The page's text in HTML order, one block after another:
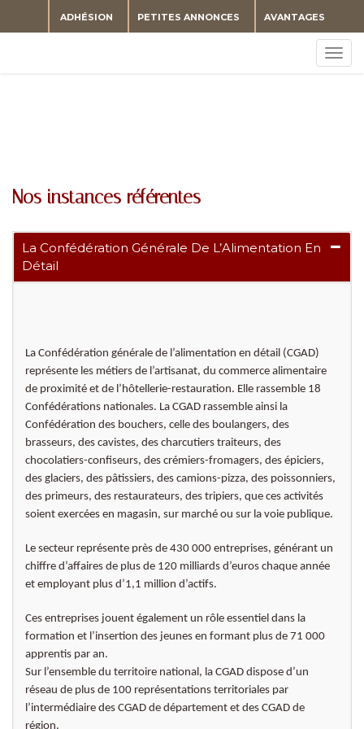
AVANTAGES
PETITES ANNONCES
ADHÉSION
Nos instances référentes
La Confédération Générale De L’Alimentation En
Détail
La Confédération générale de l’alimentation en détail (CGAD)
représente les métiers de l’artisanat, du commerce alimentaire
de proximité et de l’hôtellerie-restauration. Elle rassemble 18
Confédérations nationales. La CGAD rassemble ainsi la
Confédération des bouchers, celle des boulangers, des
brasseurs, des cavistes, des charcutiers traiteurs, des
chocolatiers-confiseurs, des crémiers-fromagers, des épiciers,
des glaciers, des pâtissiers, des camions-pizza, des poissonniers,
des primeurs, des restaurateurs, des tripiers, que ces activités
soient exercées en magasin, sur marché ou sur la voie publique.
Le secteur représente près de 430 000 entreprises, générant un
chiffre d’affaires de plus de 120 milliards d’euros chaque année
et employant plus d’1,1 million d’actifs.
Ces entreprises jouent également un rôle essentiel dans la
formation et l’insertion des jeunes en formant plus de 71 000
apprentis par an.
Sur l’ensemble du territoire national, la CGAD dispose d’un
réseau de plus de 100 représentations territoriales par
l’intermédiaire des CGAD de département et des CGAD de
région.